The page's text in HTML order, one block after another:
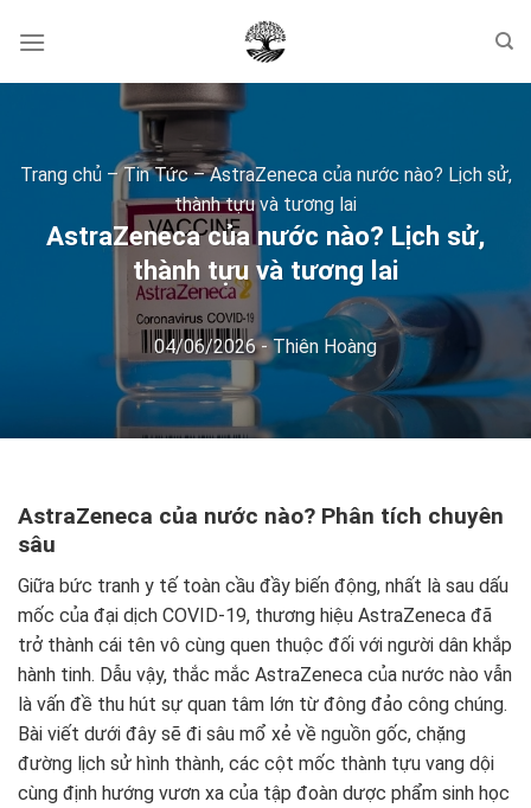
Trang chủ–Tin Tức–AstraZeneca của nước nào? Lịch sử,
thành tựu và tương lai
AstraZeneca của nước nào? Lịch sử,
thành tựu và tương lai
04/06/2026-Thiên Hoàng
AstraZeneca của nước nào? Phân tích chuyên
sâu
Giữa bức tranh y tế toàn cầu đầy biến động, nhất là sau dấu
mốc của đại dịch COVID-19, thương hiệu AstraZeneca đã
trở thành cái tên vô cùng quen thuộc đối với người dân khắp
hành tinh. Dẫu vậy, thắc mắc AstraZeneca của nước nào vẫn
là vấn đề thu hút sự quan tâm lớn từ đông đảo công chúng.
Bài viết dưới đây sẽ đi sâu mổ xẻ về nguồn gốc, chặng
đường lịch sử hình thành, các cột mốc thành tựu vang dội
cùng định hướng vươn xa của tập đoàn dược phẩm sinh học